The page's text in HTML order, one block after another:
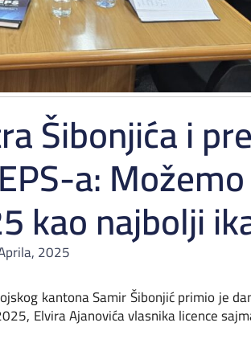
Šibonjića i
a:
kao najbolji
2025
kantona Samir Šibonjić primio je
Elvira Ajanovića vlasnika licence